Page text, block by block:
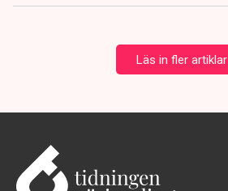
Läs in fler artiklar